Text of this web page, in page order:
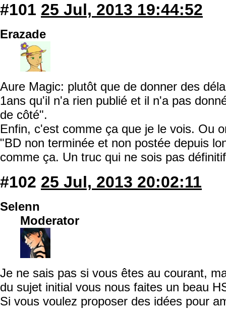
#101 25 Jul, 2013 19:44:52
Erazade
Aure Magic: plutôt que de donner des
1ans qu'il n'a rien publié et il n'a pas
de côté".
Enfin, c'est comme ça que je le vois. Ou
"BD non terminée et non postée depuis
comme ça. Un truc qui ne sois pas
#102 25 Jul, 2013 20:02:11
Selenn
Moderator
Je ne sais pas si vous êtes au courant,
du sujet initial vous nous faites un beau
Si vous voulez proposer des idées pour